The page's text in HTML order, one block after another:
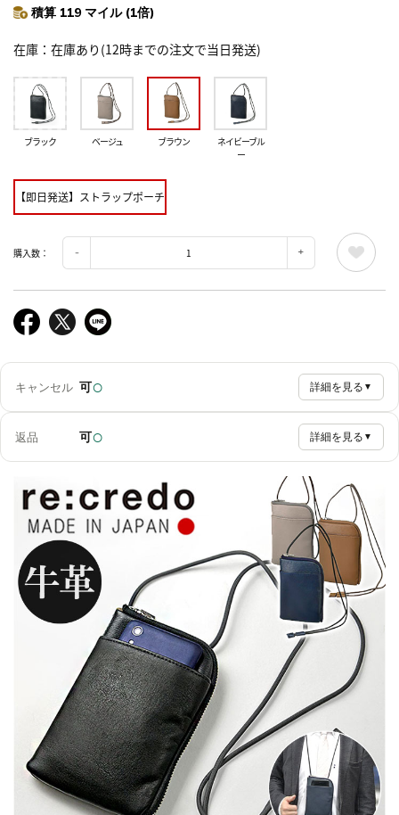
積算 119 マイル (1倍)
在庫 在庫あり(12時までの注文で当日発送)
ブラック ベージュ ブラウン
ネイビーブル
ー
【即日発送】ストラップポーチ
購入数：
キャンセル 可○ 詳細を見る ▼
返品 可○ 詳細を見る ▼